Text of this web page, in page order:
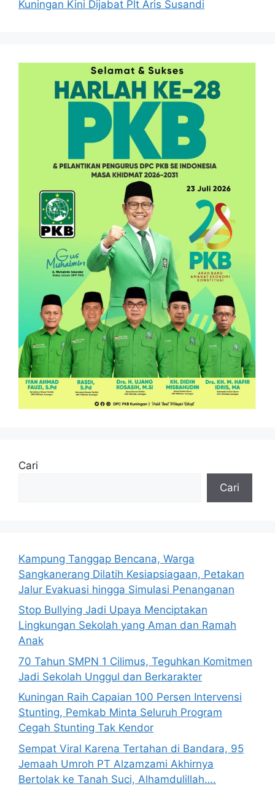
Kuningan Kini Dijabat Plt Aris Susandi
Cari
Cari
Kampung Tanggap Bencana, Warga
Sangkanerang Dilatih Kesiapsiagaan, Petakan
Jalur Evakuasi hingga Simulasi Penanganan
Stop Bullying Jadi Upaya Menciptakan
Lingkungan Sekolah yang Aman dan Ramah
Anak
70 Tahun SMPN 1 Cilimus, Teguhkan Komitmen
Jadi Sekolah Unggul dan Berkarakter
Kuningan Raih Capaian 100 Persen Intervensi
Stunting, Pemkab Minta Seluruh Program
Cegah Stunting Tak Kendor
Sempat Viral Karena Tertahan di Bandara, 95
Jemaah Umroh PT Alzamzami Akhirnya
Bertolak ke Tanah Suci, Alhamdulillah….